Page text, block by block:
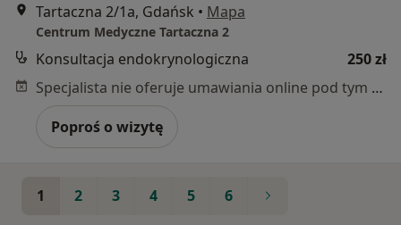
Tartaczna 2/1a, Gdańsk • Mapa
Centrum Medyczne Tartaczna 2
Konsultacja endokrynologiczna
250 zł
Specjalista nie oferuje umawiania online pod tym adresem.
Poproś o wizytę
1 2 3 4 5 6